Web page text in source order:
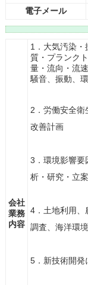
電子メール
会社
業務
内容
1．大気汚染
質・プランク
量・流向・流
騒音、振動、
2．労働安全衛
改善計画
3．環境影響要
析・研究・立案
4．土地利用、
調査、海洋環
5．新技術開発